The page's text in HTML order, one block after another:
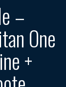
–
One
+